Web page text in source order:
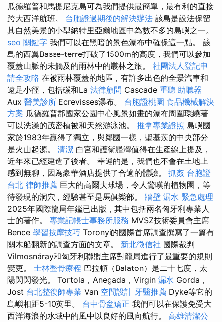
瓜德羅普和馬提尼克島可為我們提供最簡單，最有利的直接
跨大西洋航班。 台胞證過期後的解決辦法 該島是設法保留
其自然美景的小型納特里亞爾地區中為數不多的島嶼之一。
seo 關鍵字 我們可以在黑暗的景色瀑布中確保這一點。 該
島的西翼Basse-terre打破了1500m的高度，我們可以參加
覆蓋山脈的未觸及的雨林中的叢林之旅。 社團法人登記申
請全攻略 在被雨林覆蓋的地區，有許多出色的全景汽車和
遠足小徑，包括碳和La 法律顧問 Cascade 重聽 助聽器
Aux 醫美診所 Ecrevisses瀑布。 台胞證桃園 食品機械解決
方案 瓜德羅普郡國家公園中心風景如畫的瀑布周圍環繞著
可以洗澡的茂密植被和天然游泳池。 推拿專業證照 島嶼國
家於1983年贏得了獨立，與鄰國一樣，聖基茨的中央部分
是火山起源。 清潔 白宮和護衛艦灣值得在生產線上提及，
近年來已經建造了後者。 幸運的是，我們也不會在土地上
感到無聊，因為豪華酒店提供了合適的體驗。 抓姦 台胞證
台北 律師推薦 巨大的高爾夫球場，令人驚嘆的植物園，等
待發現的洞穴，經驗甚至是馬俱樂部。 牆壁 漏水 緊急處理
2025年國際龍局年鑑已出版，其中包括兩名匈牙利專業人
士的著作。 專業記帳士事務所服務 MVSZ技術委員會主席
Bence 學習按摩技巧 Toronyi的國際首席調查撰寫了一篇有
關木船翻新的調查方面的文章。 新北徵信社 國際裁判
Vilmosnáray和匈牙利聯盟主席對龍局進行了最重要的規則
變更。 士林整骨療程 巴拉頓（Balaton）是二十七度，太
陽閃閃發光。 Tortola，Anegada，Virgin 漏水 Gorda，
Jost 台北整復師專業 Van 空間設計 牙醫推薦 Dyke等它的
島嶼相距5-10英里。 台中骨盆矯正 我們可以在保護免受大
西洋海浪的水域中的風中以良好的風向航行。 高雄清潔公